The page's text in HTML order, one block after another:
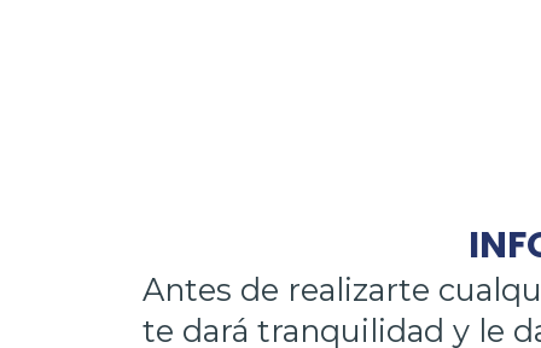
Antes de realizarte
te dará tranquilidad y le